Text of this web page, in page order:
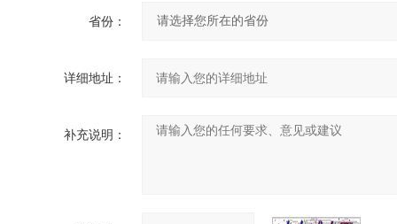
省份：
详细地址：
补充说明：